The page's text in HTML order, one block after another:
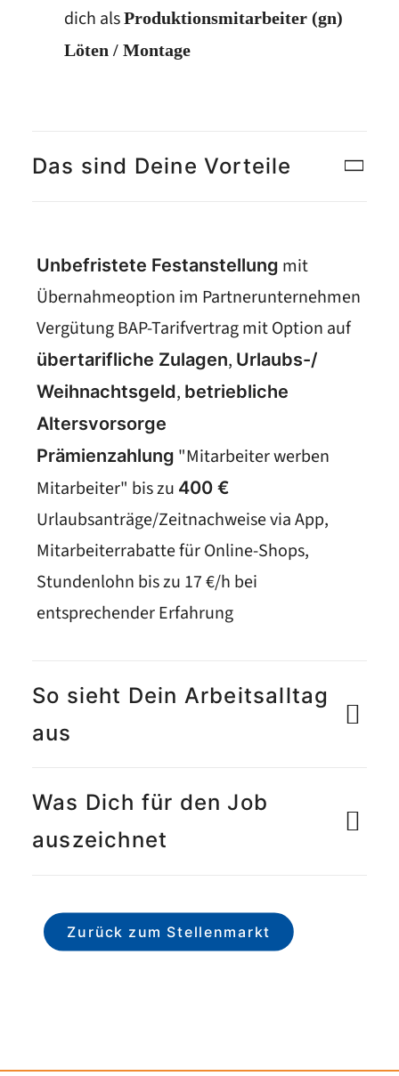
dich alsProduktionsmitarbeiter (gn)
Löten / Montage
Das sind Deine Vorteile
Unbefristete Festanstellung mit
Übernahmeoption im Partnerunternehmen
Vergütung BAP-Tarifvertrag mit Option auf
übertarifliche Zulagen, Urlaubs-/
Weihnachtsgeld, betriebliche
Altersvorsorge
Prämienzahlung "Mitarbeiter werben
Mitarbeiter" bis zu 400 €
Urlaubsanträge/Zeitnachweise via App,
Mitarbeiterrabatte für Online-Shops,
Stundenlohn bis zu 17 €/h bei
entsprechender Erfahrung
So sieht Dein Arbeitsalltag
aus
Was Dich für den Job
auszeichnet
Zurück zum Stellenmarkt